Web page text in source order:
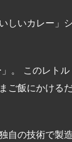
しいカレー」
。 このレトル
ご飯にかける
自の技術で製